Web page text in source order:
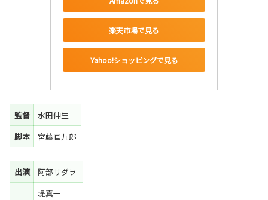
楽天市場で見る
Yahoo!ショッピングで見る
監督
水田伸生
脚本
宮藤官九郎
出演
阿部サダヲ
堤真一